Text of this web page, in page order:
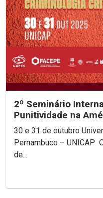
2º Seminário Internacional
Punitividade na
decolonialidade e
30 e 31 de outubro Universidade Católica de
Pernambuco – UNICAP O objetivo é discutir discursos
de...